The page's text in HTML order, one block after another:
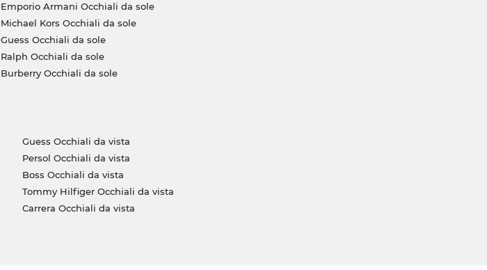
Emporio Armani Occhiali da sole
Michael Kors Occhiali da sole
Guess Occhiali da sole
Ralph Occhiali da sole
Burberry Occhiali da sole
Guess Occhiali da vista
Persol Occhiali da vista
Boss Occhiali da vista
Tommy Hilfiger Occhiali da vista
Carrera Occhiali da vista